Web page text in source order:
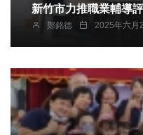
鄭銘德 2025年六月